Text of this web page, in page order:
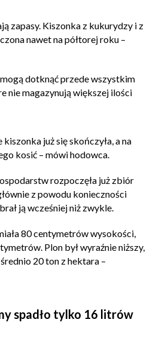
zapasy. Kiszonka z kukurydzy i z
nawet na półtorej roku –
dotknąć przede wszystkim
nie magazynują większej ilości
już się skończyła, a na
kosić – mówi hodowca.
rozpoczęła już zbiór
z powodu konieczności
ją wcześniej niż zwykle.
80 centymetrów wysokości,
Plon był wyraźnie niższy,
20 ton z hektara –
spadło tylko 16 litrów